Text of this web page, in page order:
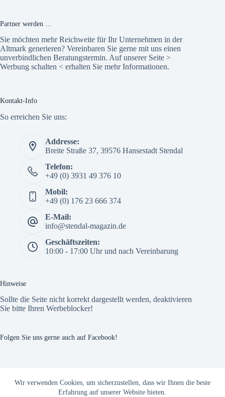
Wir verwenden Cookies, um sicherzustellen, dass wir Ihnen die beste
Erfahrung auf unserer Website bieten.
Partner werden ...
Sie möchten mehr Reichweite für Ihr Unternehmen in der
Altmark generieren? Vereinbaren Sie gerne mit uns einen
unverbindlichen Beratungstermin. Auf unserer Seite >
Werbung schalten < erhalten Sie mehr Informationen.
Kontakt-Info
So erreichen Sie uns:
Addresse:
Breite Straße 37, 39576 Hansestadt Stendal
Telefon:
+49 (0) 3931 49 376 10
Mobil:
+49 (0) 176 23 666 374
E-Mail:
info@stendal-magazin.de
Geschäftszeiten:
10:00 - 17:00 Uhr und nach Vereinbarung
Hinweise
Sollte die Seite nicht korrekt dargestellt werden, deaktivieren
Sie bitte Ihren Werbeblocker!
Folgen Sie uns gerne auch auf Facebook!